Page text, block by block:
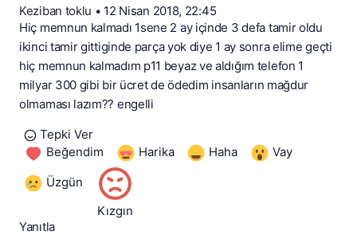
Keziban toklu • 12 Nisan 2018, 22:45
Hiç memnun kalmadı 1sene 2 ay içinde 3 defa tamir oldu
ikinci tamir gittiginde parça yok diye 1 ay sonra elime geçti
hiç memnun kalmadım p11 beyaz ve aldığım telefon 1
milyar 300 gibi bir ücret de ödedim insanların mağdur
olmaması lazım?? engelli
Tepki Ver
Beğendim
Harika Haha Vay
Üzgün
Kızgın
Yanıtla